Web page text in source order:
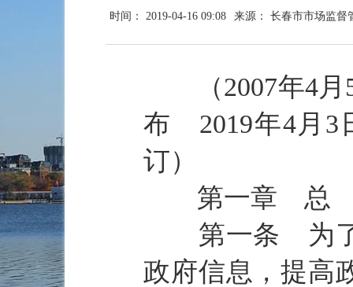
时间： 2019-04-16 09:08 来源： 长春市市场监督
（2007年4月5
布 2019年4月3
订）
第一章
第一条 为了
政府信息，提高